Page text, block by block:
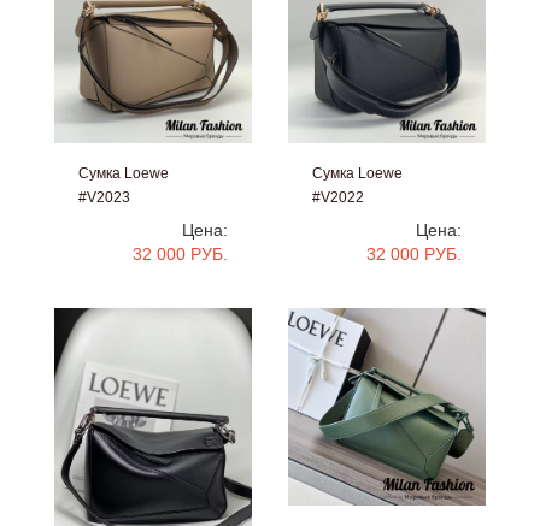
Сумка Loewe
#V2023
Цена:
32 000 РУБ.
Сумка Loewe
#V2022
Цена:
32 000 РУБ.